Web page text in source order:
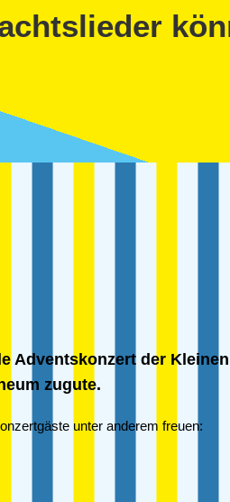
Adventskonzert der
zugute.
unter anderem freuen: